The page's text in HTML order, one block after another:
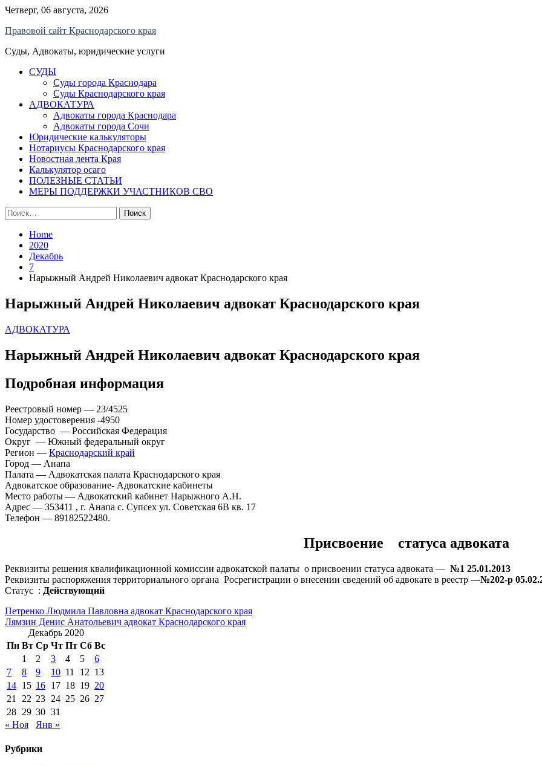
Skip
content
Четверг, 06 августа, 2026
Правовой сайт Краснодарского края
Суды, Адвокаты, юридические услуги
СУДЫ
Суды города Краснодара
Суды Краснодарского края
АДВОКАТУРА
Адвокаты города Краснодара
Адвокаты города Сочи
Юридические калькуляторы
Нотариусы Краснодарского края
Новостная лента Края
Калькулятор осаго
ПОЛЕЗНЫЕ СТАТЬИ
МЕРЫ ПОДДЕРЖКИ УЧАСТНИКОВ СВО
Найти:
Home
2020
Декабрь
7
Нарыжный Андрей Николаевич адвокат Краснодарского края
Нарыжный Андрей Николаевич адвокат Краснодарского края
АДВОКАТУРА
Нарыжный Андрей Николаевич адвокат Краснодарского края
Подробная информация
Реестровый номер — 23/4525
Номер удостоверения -4950
Государство — Российская Федерация
Округ — Южный федеральный округ
Регион — Краснодарский край
Город — Анапа
Палата — Адвокатская палата Краснодарского края
Адвокатское образование- Адвокатские кабинеты
Место работы — Адвокатский кабинет Нарыжного А.Н.
Адрес — 353411 , г. Анапа с. Супсех ул. Советская 6В кв. 17
Телефон — 89182522480.
Присвоение статуса адвоката
Реквизиты решения квалификационной комиссии адвокатской палаты о присвоении статуса адвоката — №1 25.01.2013
Реквизиты распоряжения территориального органа Росрегистрации о внесении сведений об адвокате в реестр —№202-р
Статус : Действующий
Навигация
по
записям
Петренко Людмила Павловна адвокат Краснодарского края
Лямзин Денис Анатольевич адвокат Краснодарского края
Декабрь 2020
Пн Вт Ср Чт Пт Сб Вс
1
2 3 4 5
6
7
8 9 10 11 12 13
14 15 16 17 18 19 20
21
22 23 24 25 26 27
28 29 30 31
« Ноя
Янв »
Рубрики